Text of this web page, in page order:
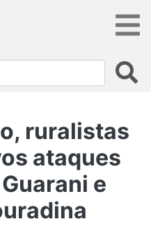
ruralistas
ataques
e